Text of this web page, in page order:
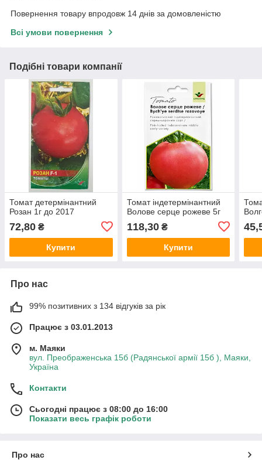
Повернення товару впродовж 14 днів за домовленістю
Всі умови повернення
Подібні товари компанії
Томат детермінантний
Розан 1г до 2017
72,80 ₴
Купити
Томат індетермінантний
Волове серце рожеве 5г
118,30₴
Купити
Про нас
99% позитивних з 134 відгуків за рік
Працює з 03.01.2013
м. Маяки
вул. Преображенська 15б (Радянської армії 15б ), Маяки,
Україна
Контакти
Сьогодні працює з 08:00 до 16:00
Показати весь графік роботи
Про нас